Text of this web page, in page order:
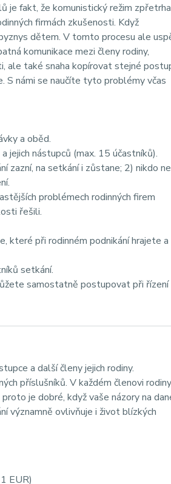
je fakt, že komunistický režim
firmách zkušenosti. Když
dětem. V tomto procesu ale
komunikace mezi členy rodiny,
ale také snaha kopírovat stejné
S námi se naučíte tyto problémy včas
a oběd.
jejich nástupců (max. 15 účastníků).
zazní, na setkání i zůstane; 2) nikdo
problémech rodinných firem
řešili.
které při rodinném podnikání hrajete a
setkání.
samostatně postupovat při řízení
a další členy jejich rodiny.
příslušníků. V každém členovi rodiny
je dobré, když vaše názory na
významně ovlivňuje i život blízkých
EUR)